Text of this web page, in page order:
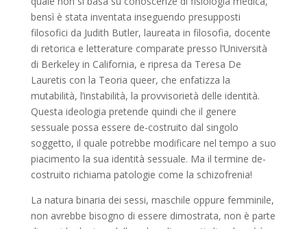
bensì è stata inventata inseguendo presupposti
filosofici da Judith Butler, laureata in filosofia, docente
di retorica e letterature comparate presso l’Università
di Berkeley in California, e ripresa da Teresa De
Lauretis con la Teoria queer, che enfatizza la
mutabilità, l’instabilità, la provvisorietà delle identità.
Questa ideologia pretende quindi che il genere
sessuale possa essere de-costruito dal singolo
soggetto, il quale potrebbe modificare nel tempo a suo
piacimento la sua identità sessuale. Ma il termine de-
costruito richiama patologie come la schizofrenia!
La natura binaria dei sessi, maschile oppure femminile,
non avrebbe bisogno di essere dimostrata, non è parte